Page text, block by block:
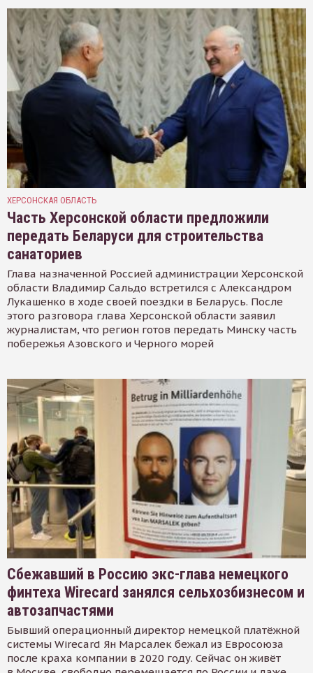
ХЕРСОНСКАЯ ОБЛАСТЬ
Часть Херсонской области предложили
передать Беларуси для строительства
санаториев
Глава назначенной Россией администрации Херсонской
области Владимир Сальдо встретился с Александром
Лукашенко в ходе своей поездки в Беларусь. После
этого разговора глава Херсонской области заявил
журналистам, что регион готов передать Минску часть
побережья Азовского и Черного морей
Сбежавший в Россию экс-глава немецкого
финтеха Wirecard занялся сельхозбизнесом и
автозапчастями
Бывший операционный директор немецкой платёжной
системы Wirecard Ян Марсалек бежал из Евросоюза
после краха компании в 2020 году. Сейчас он живёт